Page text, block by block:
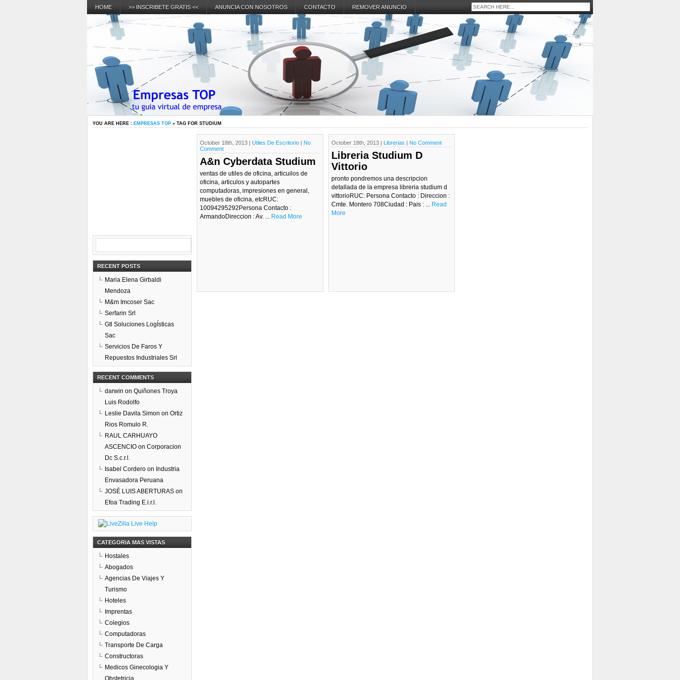
HOME >> INSCRIBETE GRATIS << ANUNCIA CON NOSOTROS CONTACTO REMOVER ANUNCIO
YOU ARE HERE : EMPRESAS TOP » TAG FOR STUDIUM
October 18th, 2013 | Utiles De Escritorio| No
Comment
A&n Cyberdata Studium
ventas de utiles de oficina, articuilos de
oficina, articulos y autopartes
computadoras, impresiones en general,
muebles de oficina, etcRUC:
10094295292Persona Contacto :
ArmandoDireccion : Av. ... Read More
October 18th, 2013 | Librerias | No Comment
Libreria Studium D
Vittorio
pronto pondremos una descripcion
detallada de la empresa libreria studium d
vittorioRUC: Persona Contacto : Direccion :
Cmte. Montero 708Ciudad : Pais : ... Read
More
RECENT POSTS
Maria Elena Girbaldi
Mendoza
M&m Imcoser Sac
Serfarin Srl
Gtl Soluciones LogÍsticas
Sac
Servicios De Faros Y
Repuestos Industriales Srl
RECENT COMMENTS
darwin on Quiñones Troya
Luis Rodolfo
Leslie Davila Simon on Ortiz
Rios Romulo R.
RAUL CARHUAYO
ASCENCIO on Corporacion
Dc S.c.r.l.
Isabel Cordero on Industria
Envasadora Peruana
JOSÉ LUIS ABERTURAS on
Efoa Trading E.i.r.l.
CATEGORIA MAS VISTAS
Hostales
Abogados
Agencias De Viajes Y
Turismo
Hoteles
Imprentas
Colegios
Computadoras
Transporte De Carga
Constructoras
Medicos Ginecologia Y
Obstetricia